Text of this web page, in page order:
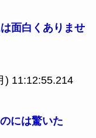
面白くありませ
) 11:12:55.214
には驚いた